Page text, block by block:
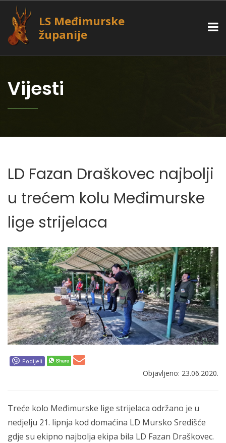
LS Međimurske
županije
Vijesti
LD Fazan Draškovec najbolji
u trećem kolu Međimurske
lige strijelaca
Podijeli
Objavljeno: 23.06.2020.
Treće kolo Međimurske lige strijelaca održano je u
nedjelju 21. lipnja kod domaćina LD Mursko Središće
gdje su ekipno najbolja ekipa bila LD Fazan Draškovec.